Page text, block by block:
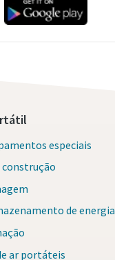
especiais
construção
de energia
ar portáteis